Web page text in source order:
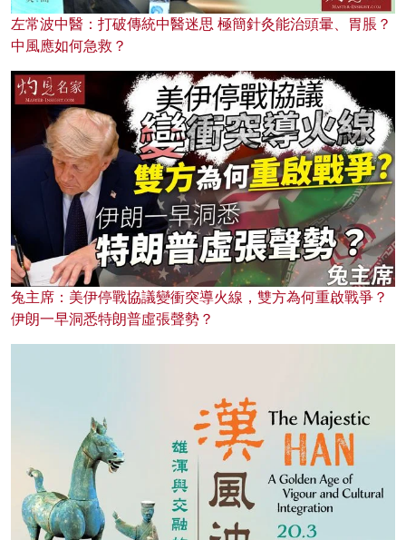
左常波中醫：打破傳統中醫迷思 極簡針灸能治頭暈、胃脹？
中風應如何急救？
兔主席：美伊停戰協議變衝突導火線，雙方為何重啟戰爭？
伊朗一早洞悉特朗普虛張聲勢？